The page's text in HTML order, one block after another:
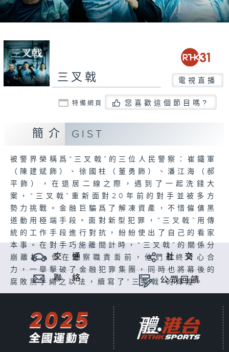
三叉戟 電視直播
特備網頁 您喜歡這個節目嗎?
簡介 GIST
被警界榮稱爲“三叉戟”的三位人民警察：崔鐵軍
（陳建斌飾）、徐國柱（董勇飾）、潘江海（郝
平飾），在退居二線之際，遇到了一起洗錢大
案，“三叉戟”重新面對20年前的對手並被多方
勢力挑戰。金融巨騙爲了解凍資產，不惜僱傭黑
道動用極端手段。面對新型犯罪，“三叉戟”用傳
統的工作手段進行對抗，紛紛使出了自己的看家
本事。在對手巧施離間計時，“三叉戟”的關係分
崩離析。但在警察職責面前，他們最終齊心合
力，一舉擊破了金融犯罪集團，同時也將幕後的
腐敗黑手繩之以法，續寫了“三叉戟”的輝煌。
交 通 社 交
聯 絡 公眾回饋